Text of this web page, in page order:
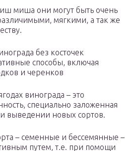
миша они могут быть очень
мягкими, а так же
без косточек
способы, включая
и черенков
винограда – это
специально заложенная
выведении новых сортов.
– семенные и бессемянные –
путем, т.е. при помощи